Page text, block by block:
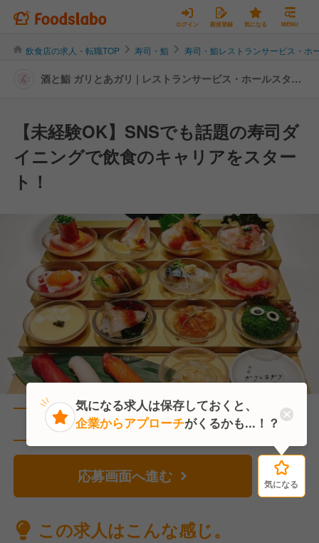
ログイン 新規登録 気になる MENU
飲食店の求人・転職TOP 寿司・鮨 寿司・鮨レストランサービス・ホ
酒と鮨 ガリとあガリ | レストランサービス・ホールスタッ
【未経験OK】SNSでも話題の寿司ダ
イニングで飲食のキャリアをスター
ト！
直近1人がこの求人を検討中
応募画面へ進む 気になる
この求人はこんな感じ。
気になる
気になる求人は保存しておくと、
企業からアプローチがくるかも...！？